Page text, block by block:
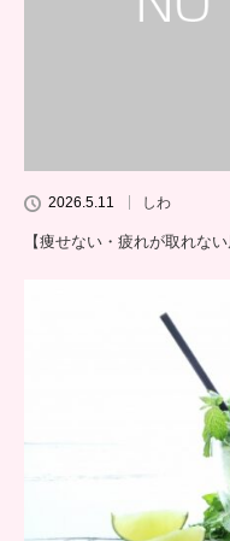
2026.5.11 しわ
【痩せない・疲れが取れな